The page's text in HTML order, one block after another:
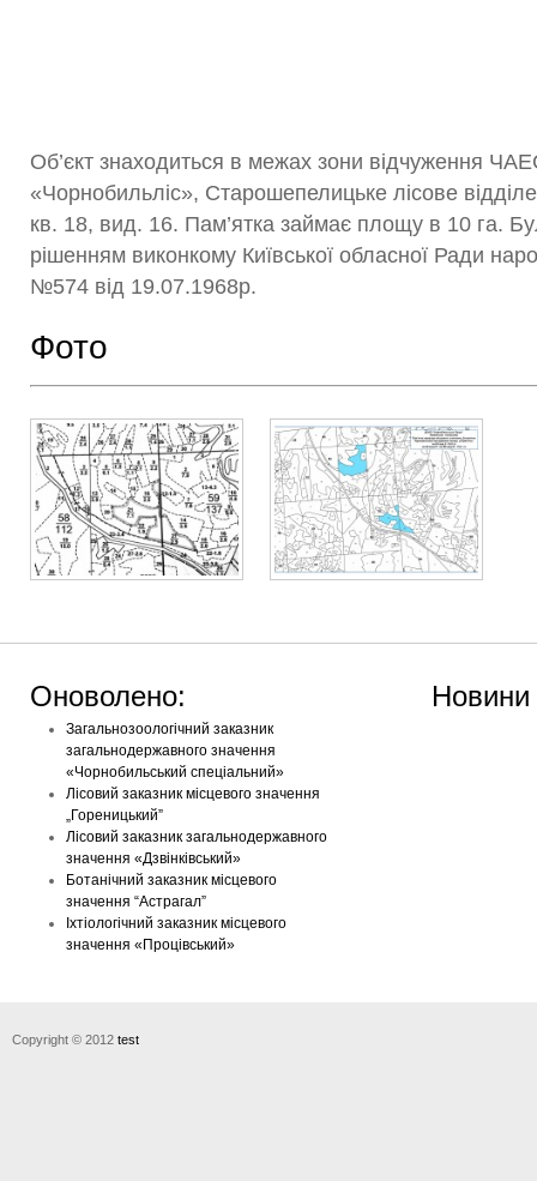
Об’єкт знаходиться в межах зони відчуження
«Чорнобильліс», Старошепелицьке лісове
кв. 18, вид. 16. Пам’ятка займає площу в 10 га.
рішенням виконкому Київської обласної Ради
№574 від 19.07.1968р.
Фото
Оноволено:
Загальнозоологічний заказник
загальнодержавного значення
«Чорнобильський спеціальний»
Лісовий заказник місцевого значення
„Гореницький”
Лісовий заказник загальнодержавного
значення «Дзвінківський»
Ботанічний заказник місцевого
значення “Астрагал”
Іхтіологічний заказник місцевого
значення «Процівський»
Copyright © 2012 test